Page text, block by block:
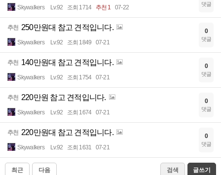
Skywalkers Lv.92 조회 1714 추천 1 07-22 댓글
추천 250만원대 참고 견적입니다.
Skywalkers Lv.92 조회 1849 07-21
0
댓글
추천 140만원대 참고 견적입니다.
Skywalkers Lv.92 조회 1754 07-21
0
댓글
추천 220만원 참고 견적입니다.
Skywalkers Lv.92 조회 1674 07-21
0
댓글
추천 220만원대 참고 견적입니다.
Skywalkers Lv.92 조회 1631 07-21
0
댓글
최근 다음 검색 글쓰기